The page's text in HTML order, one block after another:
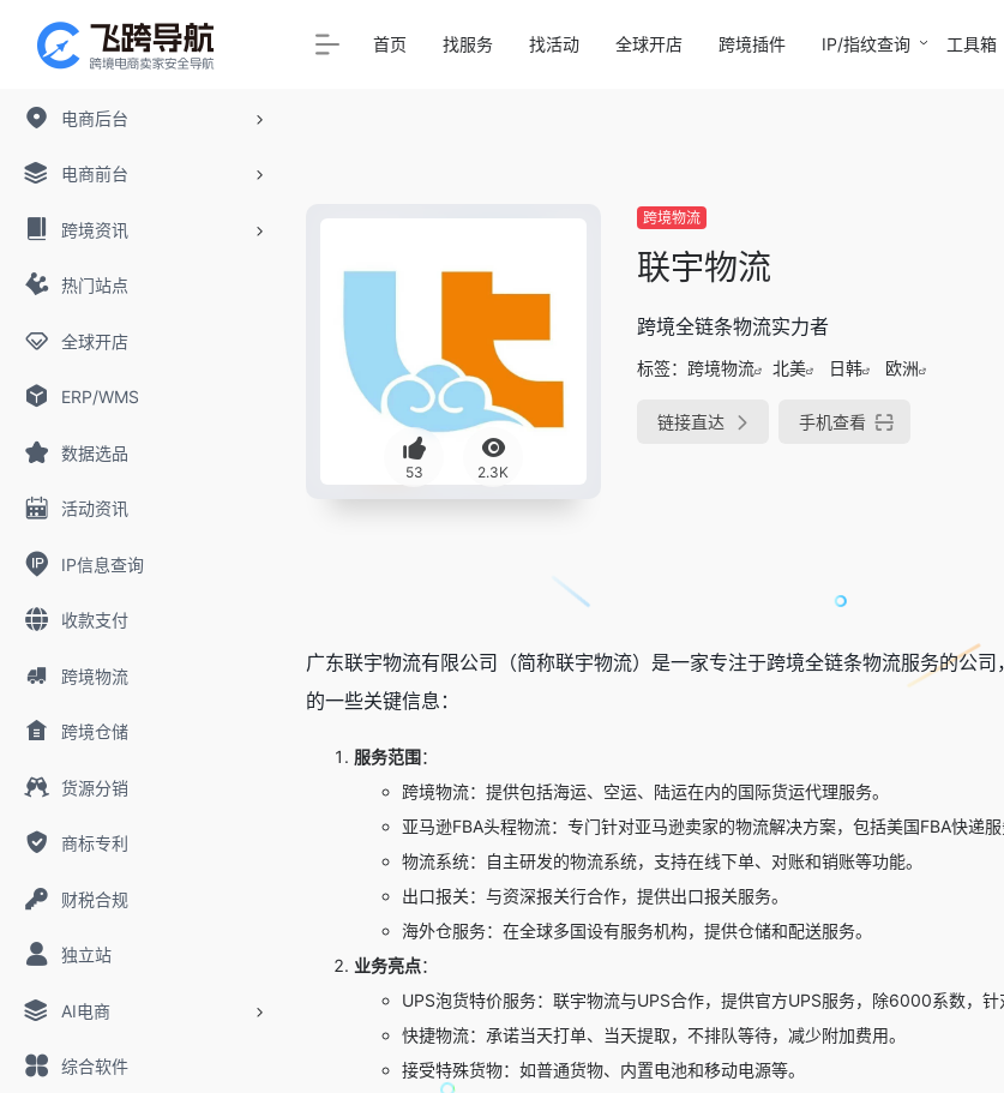
电商后台
电商前台
跨境资讯
热门站点
全球开店
ERP/WMS
数据选品
活动资讯
IP信息查询
收款支付
跨境物流
跨境仓储
货源分销
商标专利
财税合规
独立站
AI电商
综合软件
首页 找服务 找活动 全球开店 跨境插件 IP/指纹查询 工具箱
53 2.3K
跨境物流
联宇物流
跨境全链条物流实力者
标签： 跨境物流 北美 日韩 欧洲
链接直达 手机查看
广东联宇物流有限公司（简称联宇物流）是一家专注于跨境全链条物流服务的公
的一些关键信息：
服务范围：
跨境物流：提供包括海运、空运、陆运在内的国际货运代理服务。
亚马逊FBA头程物流：专门针对亚马逊卖家的物流解决方案，包括美国FBA快递服
物流系统：自主研发的物流系统，支持在线下单、对账和销账等功能。
出口报关：与资深报关行合作，提供出口报关服务。
海外仓服务：在全球多国设有服务机构，提供仓储和配送服务。
业务亮点：
UPS泡货特价服务：联宇物流与UPS合作，提供官方UPS服务，除6000系数，针
快捷物流：承诺当天打单、当天提取，不排队等待，减少附加费用。
接受特殊货物：如普通货物、内置电池和移动电源等。